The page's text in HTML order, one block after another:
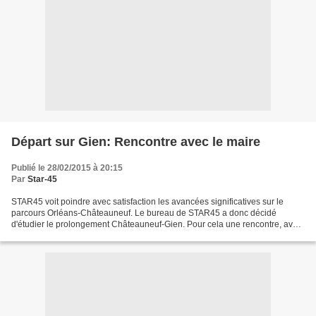
Départ sur Gien: Rencontre avec le maire
Publié le 28/02/2015 à 20:15
Par Star-45
STAR45 voit poindre avec satisfaction les avancées significatives sur le
parcours Orléans-Châteauneuf. Le bureau de STAR45 a donc décidé
d'étudier le prolongement Châteauneuf-Gien. Pour cela une rencontre, avec